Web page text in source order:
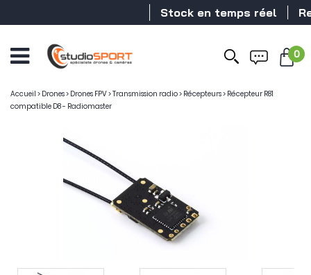
Stock en temps réel
0
Accueil > Drones> Drones FPV>Transmission radio> Récepteurs> Récepteur R81
compatible D8 - Radiomaster